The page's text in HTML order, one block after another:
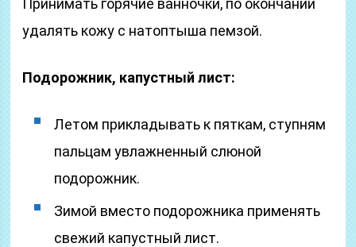
Принимать горячие ванночки, по окончании
удалять кожу с натоптыша пемзой.
Подорожник, капустный лист:
Летом прикладывать к пяткам, ступням
пальцам увлажненный слюной
подорожник.
Зимой вместо подорожника применять
свежий капустный лист.